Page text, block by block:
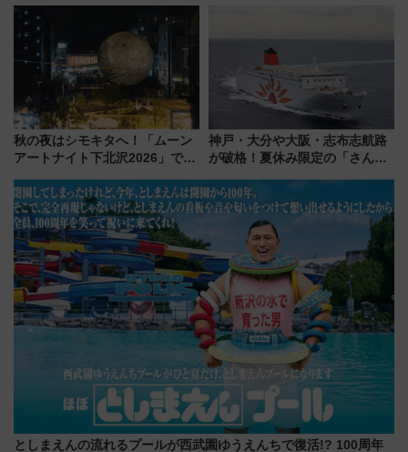
14日から 新車両「トキイロ」体
験ブースも アクセスや申込方法
を解説
秋の夜はシモキタへ！「ムーン
アートナイト下北沢2026」でイ
を満喫しよう
神戸・大分や大阪・志布志航路
が破格！夏休み限定の「さんふ
ート 夕朝食ビュッフェ付きで
快適な船旅はいかが？
としまえんの流れるプールが西武園ゆうえんちで復活!? 100周年